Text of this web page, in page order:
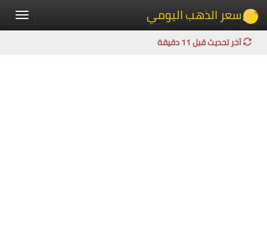
Toggle سعر الذهب اليومي
آخر تحديث قبل 11 دقيقة